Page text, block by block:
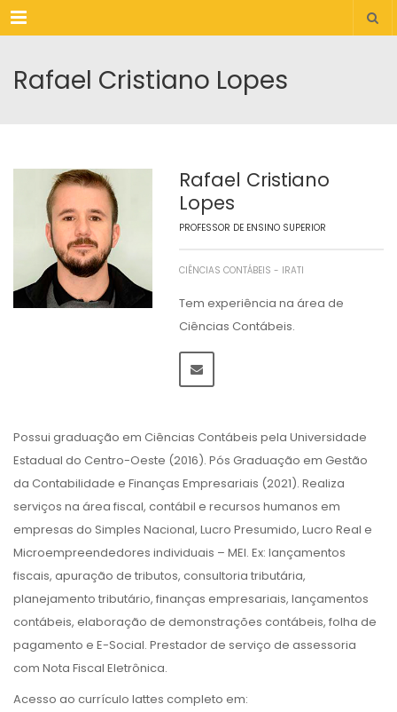
Menu
Rafael Cristiano Lopes
Rafael Cristiano
Lopes
PROFESSOR DE ENSINO SUPERIOR
CIÊNCIAS CONTÁBEIS - IRATI
Tem experiência na área de
Ciências Contábeis.
Possui graduação em Ciências Contábeis pela Universidade
Estadual do Centro-Oeste (2016). Pós Graduação em Gestão
da Contabilidade e Finanças Empresariais (2021). Realiza
serviços na área fiscal, contábil e recursos humanos em
empresas do Simples Nacional, Lucro Presumido, Lucro Real e
Microempreendedores individuais – MEI. Ex: lançamentos
fiscais, apuração de tributos, consultoria tributária,
planejamento tributário, finanças empresariais, lançamentos
contábeis, elaboração de demonstrações contábeis, folha de
pagamento e E-Social. Prestador de serviço de assessoria
com Nota Fiscal Eletrônica.
Acesso ao currículo lattes completo em: